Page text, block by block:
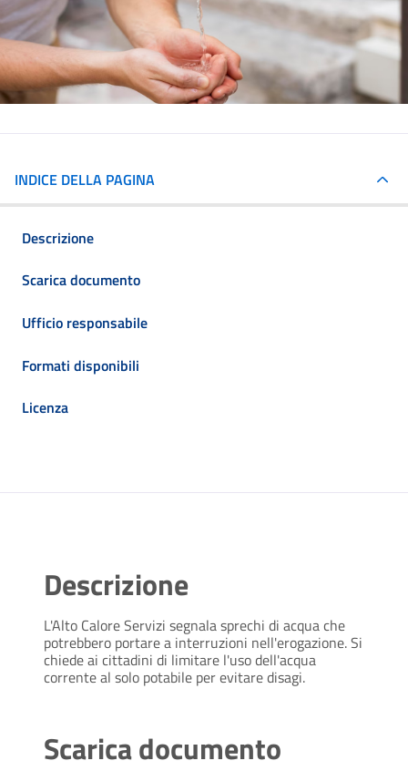
INDICE DELLA PAGINA
Descrizione
Scarica documento
Ufficio responsabile
Formati disponibili
Licenza
Descrizione
L'Alto Calore Servizi segnala sprechi di acqua che
potrebbero portare a interruzioni nell'erogazione. Si
chiede ai cittadini di limitare l'uso dell'acqua
corrente al solo potabile per evitare disagi.
Scarica documento